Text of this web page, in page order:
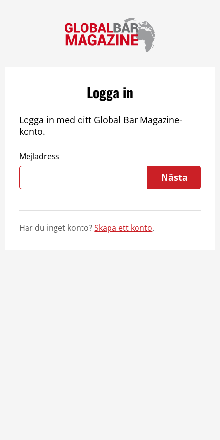
Logga in
Logga in med ditt Global Bar Magazine-
konto.
Mejladress
Nästa
Har du inget konto?Skapa ett konto.